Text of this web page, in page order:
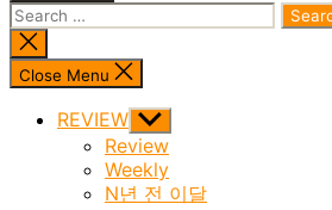
Search
for:
Close
search
Close Menu
REVIEW Show
sub
menu
Review
Weekly
N년 전 이달